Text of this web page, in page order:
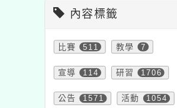
內容標籤
比賽 511 教學 7
宣導 114 研習 1706
公告 1571 活動 1054